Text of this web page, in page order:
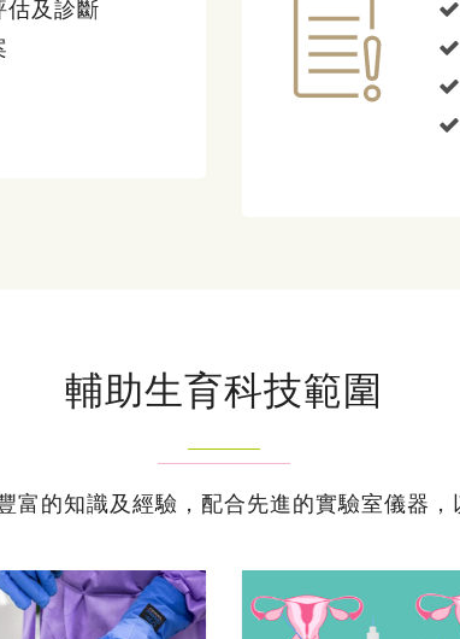
估及診斷
輔助生育科技範圍
富的知識及經驗，配合先進的實驗室儀器，